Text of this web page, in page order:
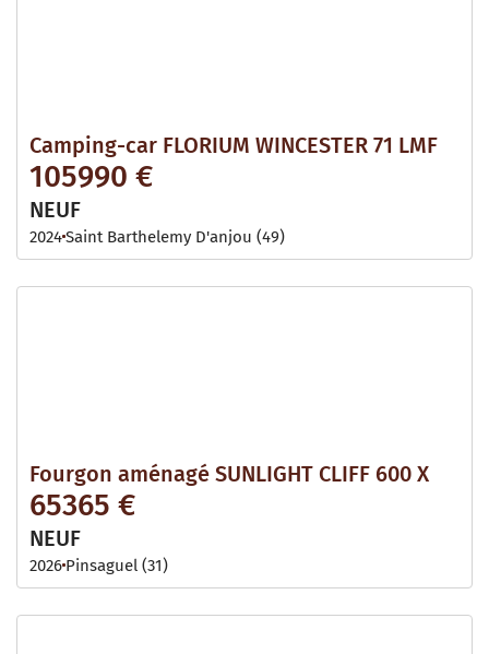
Camping-car FLORIUM WINCESTER 71 LMF
105990 €
NEUF
2024Saint Barthelemy D'anjou (49)
Fourgon aménagé SUNLIGHT CLIFF 600 X
65365 €
NEUF
2026 Pinsaguel (31)